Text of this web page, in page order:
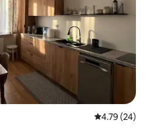
Calificación
4.79 (24)